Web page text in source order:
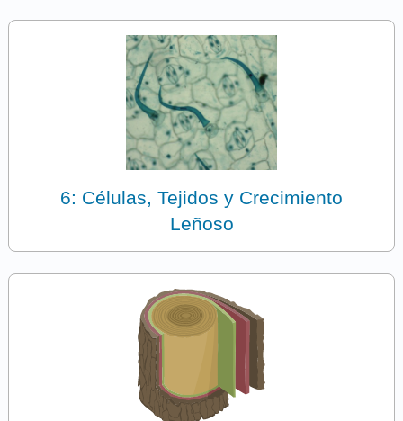
6: Células, Tejidos y Crecimiento
Leñoso